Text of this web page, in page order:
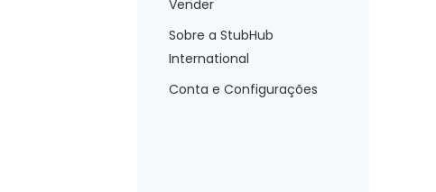
Vender
Sobre a StubHub
International
Conta e Configurações